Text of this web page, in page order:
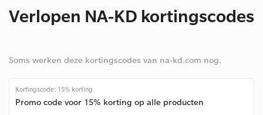
Verlopen NA-KD kortingscodes
Soms werken deze kortingscodes van na-kd.com nog.
Kortingscode: 15% korting
Promo code voor 15% korting op alle producten